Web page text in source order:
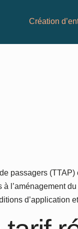
Création
passagers
l’aménagement
d’application